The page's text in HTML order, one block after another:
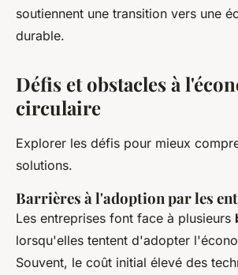
soutiennent une transition vers une
durable.
Défis et obstacles à
circulaire
Explorer les défis pour mieux
solutions.
Barrières à l'adoption par les
Les entreprises font face à plusieurs
lorsqu'elles tentent d'adopter
Souvent, le coût initial élevé des